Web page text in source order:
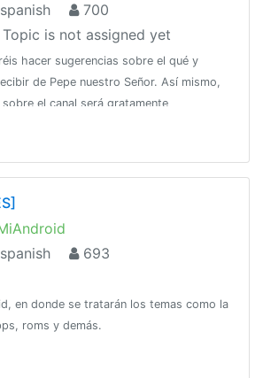
spanish
700
Topic is not assigned yet
hacer sugerencias sobre el qué y
de Pepe nuestro Señor. Así mismo,
el canal será gratamente
pepefy
spanish
693
en donde se tratarán los temas como la
roms y demás.